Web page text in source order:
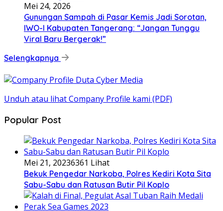
Mei 24, 2026
Gunungan Sampah di Pasar Kemis Jadi Sorotan,
IWO-I Kabupaten Tangerang: “Jangan Tunggu
Viral Baru Bergerak!”
Selengkapnya
Unduh atau lihat Company Profile kami (PDF)
Popular Post
Mei 21, 20236361 Lihat
Bekuk Pengedar Narkoba, Polres Kediri Kota Sita
Sabu-Sabu dan Ratusan Butir Pil Koplo